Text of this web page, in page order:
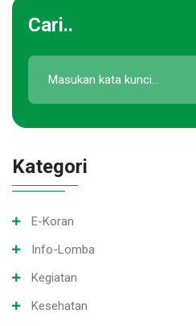
Cari..
Kategori
E-Koran
Info-Lomba
Kegiatan
Kesehatan